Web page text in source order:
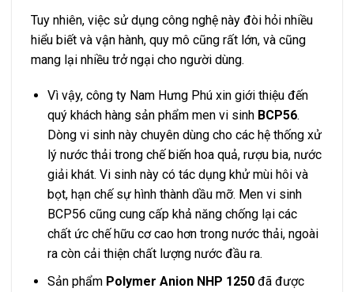
Tuy nhiên, việc sử dụng công nghệ này đòi hỏi nhiều
hiểu biết và vận hành, quy mô cũng rất lớn, và cũng
mang lại nhiều trở ngại cho người dùng.
Vì vậy, công ty Nam Hưng Phú xin giới thiệu đến
quý khách hàng sản phẩm men vi sinh BCP56.
Dòng vi sinh này chuyên dùng cho các hệ thống xử
lý nước thải trong chế biến hoa quả, rượu bia, nước
giải khát. Vi sinh này có tác dụng khử mùi hôi và
bọt, hạn chế sự hình thành dầu mỡ. Men vi sinh
BCP56 cũng cung cấp khả năng chống lại các
chất ức chế hữu cơ cao hơn trong nước thải, ngoài
ra còn cải thiện chất lượng nước đầu ra.
Sản phẩm Polymer Anion NHP 1250đã được